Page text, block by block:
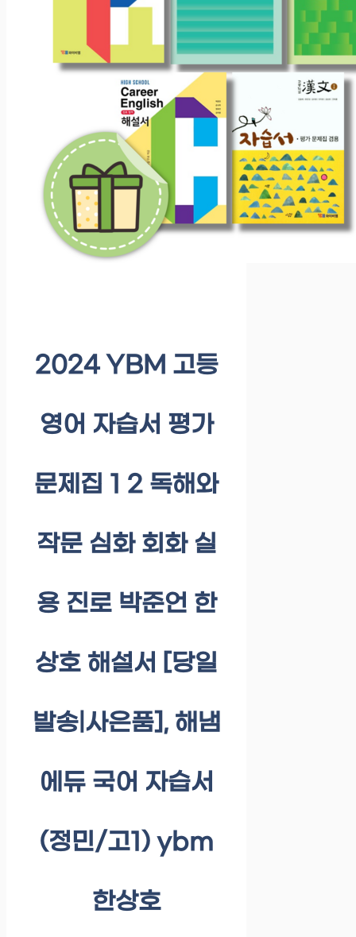
2024 YBM 고등
영어 자습서 평가
문제집 1 2 독해와
작문 심화 회화 실
용 진로 박준언 한
상호 해설서 [당일
발송|사은품], 해냄
에듀 국어 자습서
(정민/고1) ybm
한상호